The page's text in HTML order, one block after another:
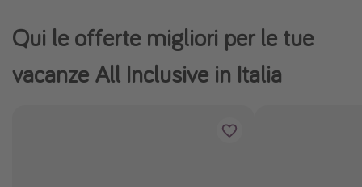
Qui le offerte migliori per le tue
vacanze All Inclusive in Italia